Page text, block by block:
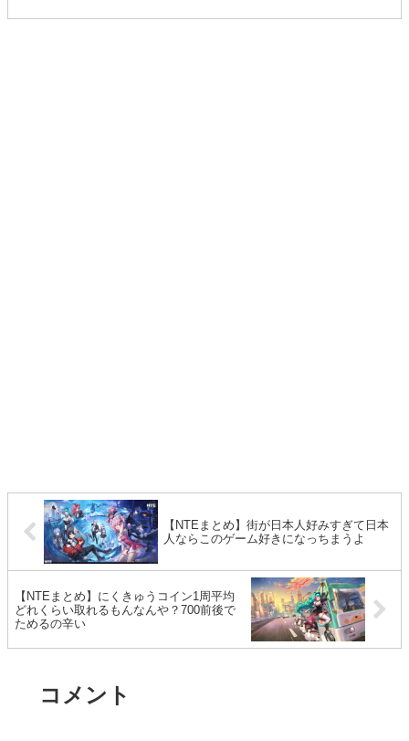
【NTEまとめ】街が日本人好みすぎて日本
人ならこのゲーム好きになっちまうよ
【NTEまとめ】にくきゅうコイン1周平均
どれくらい取れるもんなんや？700前後で
ためるの辛い
コメント